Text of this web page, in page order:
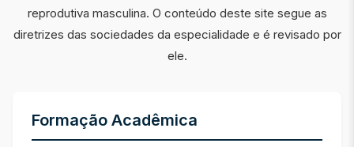
reprodutiva masculina. O conteúdo deste site segue as
diretrizes das sociedades da especialidade e é revisado por
ele.
Formação Acadêmica